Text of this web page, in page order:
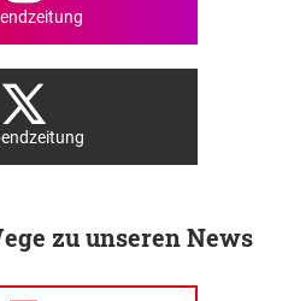
zu unseren News